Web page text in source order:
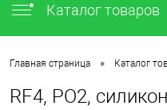
Каталог товаров
Главная страница • Каталог
RF4, PO2,